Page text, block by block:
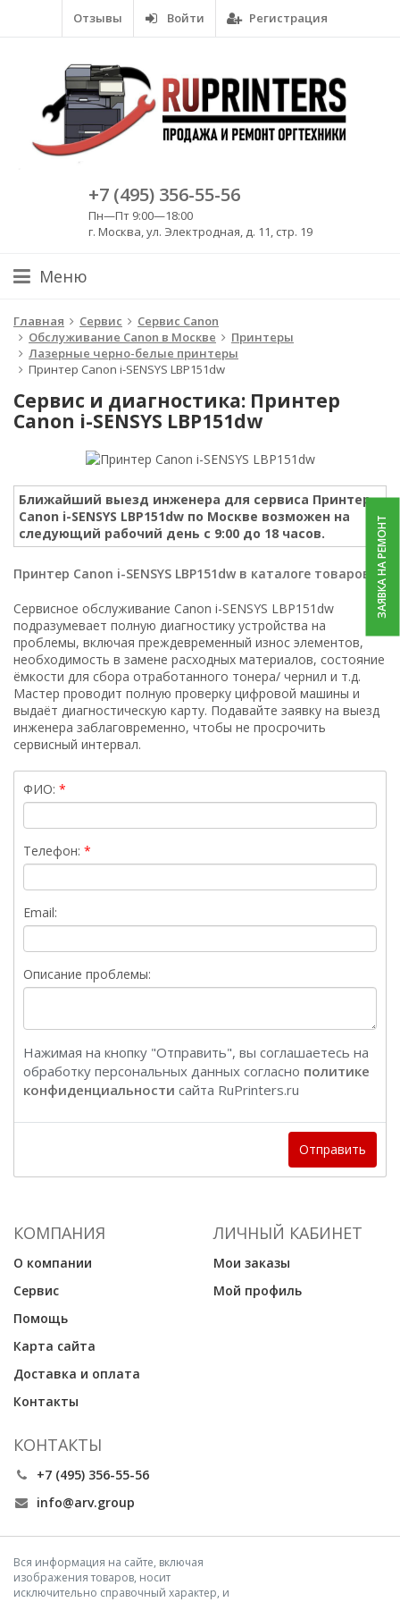
Отзывы Войти Регистрация
+7 (495) 356-55-56
Пн—Пт 9:00—18:00
г. Москва, ул. Электродная, д. 11, стр. 19
Меню
Главная Сервис
Сервис Canon
Обслуживание Canon в Москве
Принтеры
Лазерные черно-белые принтеры
Принтер Canon i-SENSYS LBP151dw
Сервис и диагностика: Принтер
Canon i-SENSYS LBP151dw
Ближайший выезд инженера для сервиса Принтер
Canon i-SENSYS LBP151dw по Москве возможен на
следующий рабочий день с 9:00 до 18 часов.
Принтер Canon i-SENSYS LBP151dw в каталоге товаров.
Сервисное обслуживание Canon i-SENSYS LBP151dw
подразумевает полную диагностику устройства на
проблемы, включая преждевременный износ элементов,
необходимость в замене расходных материалов, состояние
ёмкости для сбора отработанного тонера/ чернил и т.д.
Мастер проводит полную проверку цифровой машины и
выдаёт диагностическую карту. Подавайте заявку на выезд
инженера заблаговременно, чтобы не просрочить
сервисный интервал.
ФИО:
Телефон:
Email:
Описание проблемы:
Нажимая на кнопку "Отправить", вы соглашаетесь на
обработку персональных данных согласно политике
конфиденциальности сайта RuPrinters.ru
Отправить
ЗАЯВКА НА РЕМОНТ
КОМПАНИЯ
О компании
Сервис
Помощь
Карта сайта
Доставка и оплата
Контакты
ЛИЧНЫЙ КАБИНЕТ
Мои заказы
Мой профиль
КОНТАКТЫ
+7 (495) 356-55-56
info@arv.group
Вся информация на сайте, включая
изображения товаров, носит
исключительно справочный характер, и